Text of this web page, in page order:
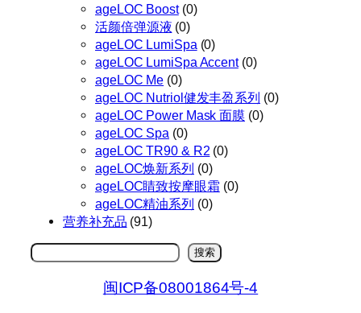
ageLOC Boost(0)
活颜倍弹源液 (0)
ageLOC LumiSpa (0)
ageLOC LumiSpa Accent(0)
ageLOC Me (0)
ageLOC Nutriol健发丰盈系列 (0)
ageLOC Power Mask 面膜 (0)
ageLOC Spa (0)
ageLOC TR90 & R2 (0)
ageLOC焕新系列 (0)
ageLOC睛致按摩眼霜 (0)
ageLOC精油系列 (0)
营养补充品 (91)
搜
搜索
闽ICP备08001864号-4